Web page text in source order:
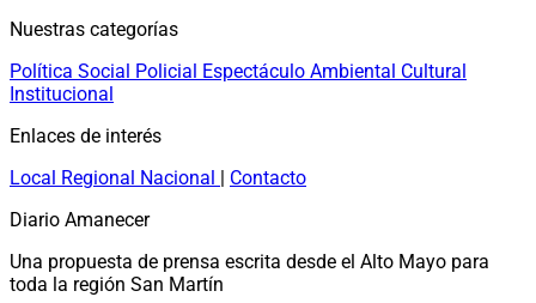
Nuestras categorías
Política Social Policial Espectáculo Ambiental Cultural
Institucional
Enlaces de interés
Local Regional Nacional | Contacto
Diario Amanecer
Una propuesta de prensa escrita desde el Alto Mayo para
toda la región San Martín